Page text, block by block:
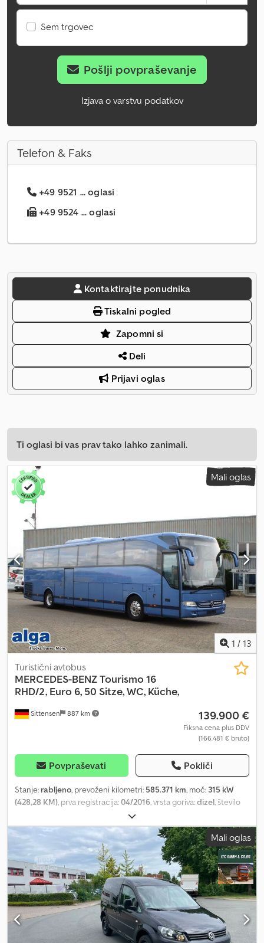
Sem trgovec
Pošlji povpraševanje
Izjava o varstvu podatkov
Telefon & Faks
+49 9521 ... oglasi
+49 9524 ... oglasi
Kontaktirajte ponudnika
Tiskalni pogled
Zapomni si
Deli
Prijavi oglas
Ti oglasi bi vas prav tako lahko zanimali.
Mali oglas
1 / 13
Sittensen 887 km
Turistični avtobus
MERCEDES-BENZTourismo 16
RHD/2, Euro 6, 50 Sitze, WC, Küche,
139.900 €
Fiksna cena plus DDV
(166.481 € bruto)
Povpraševati Pokliči
Stanje: rabljeno, prevoženi kilometri: 585.371 km, moč: 315 kW
(428,28 KM) , prva registracija:04/2016 , vrsta goriva:dizel , število
polavtomatski
(TÜV):05/2026, emisijski razred:Euro 6, barva:modra, zavore:
retarder
ABS, klimatska naprava, kopalnica,
navigacijski sistem, parkirni grelec, vgradna kuhinja, green
environmental badge, Euro VI engine, semi-automatic
transmission, ABS, ASR, lifting and lowering system, central
locking, retarder, cruise control, digital tachograph, air
conditioning, Webasto auxiliary heater, loudspeakers,
microphone, 2x refrigerators, stereo system with radio, CD player,
DVD player, 2x monitors, navigation system, heated windscreen,
center toilet, on-board kitchen, number of passenger seats: 48 + 1
Mali oglas